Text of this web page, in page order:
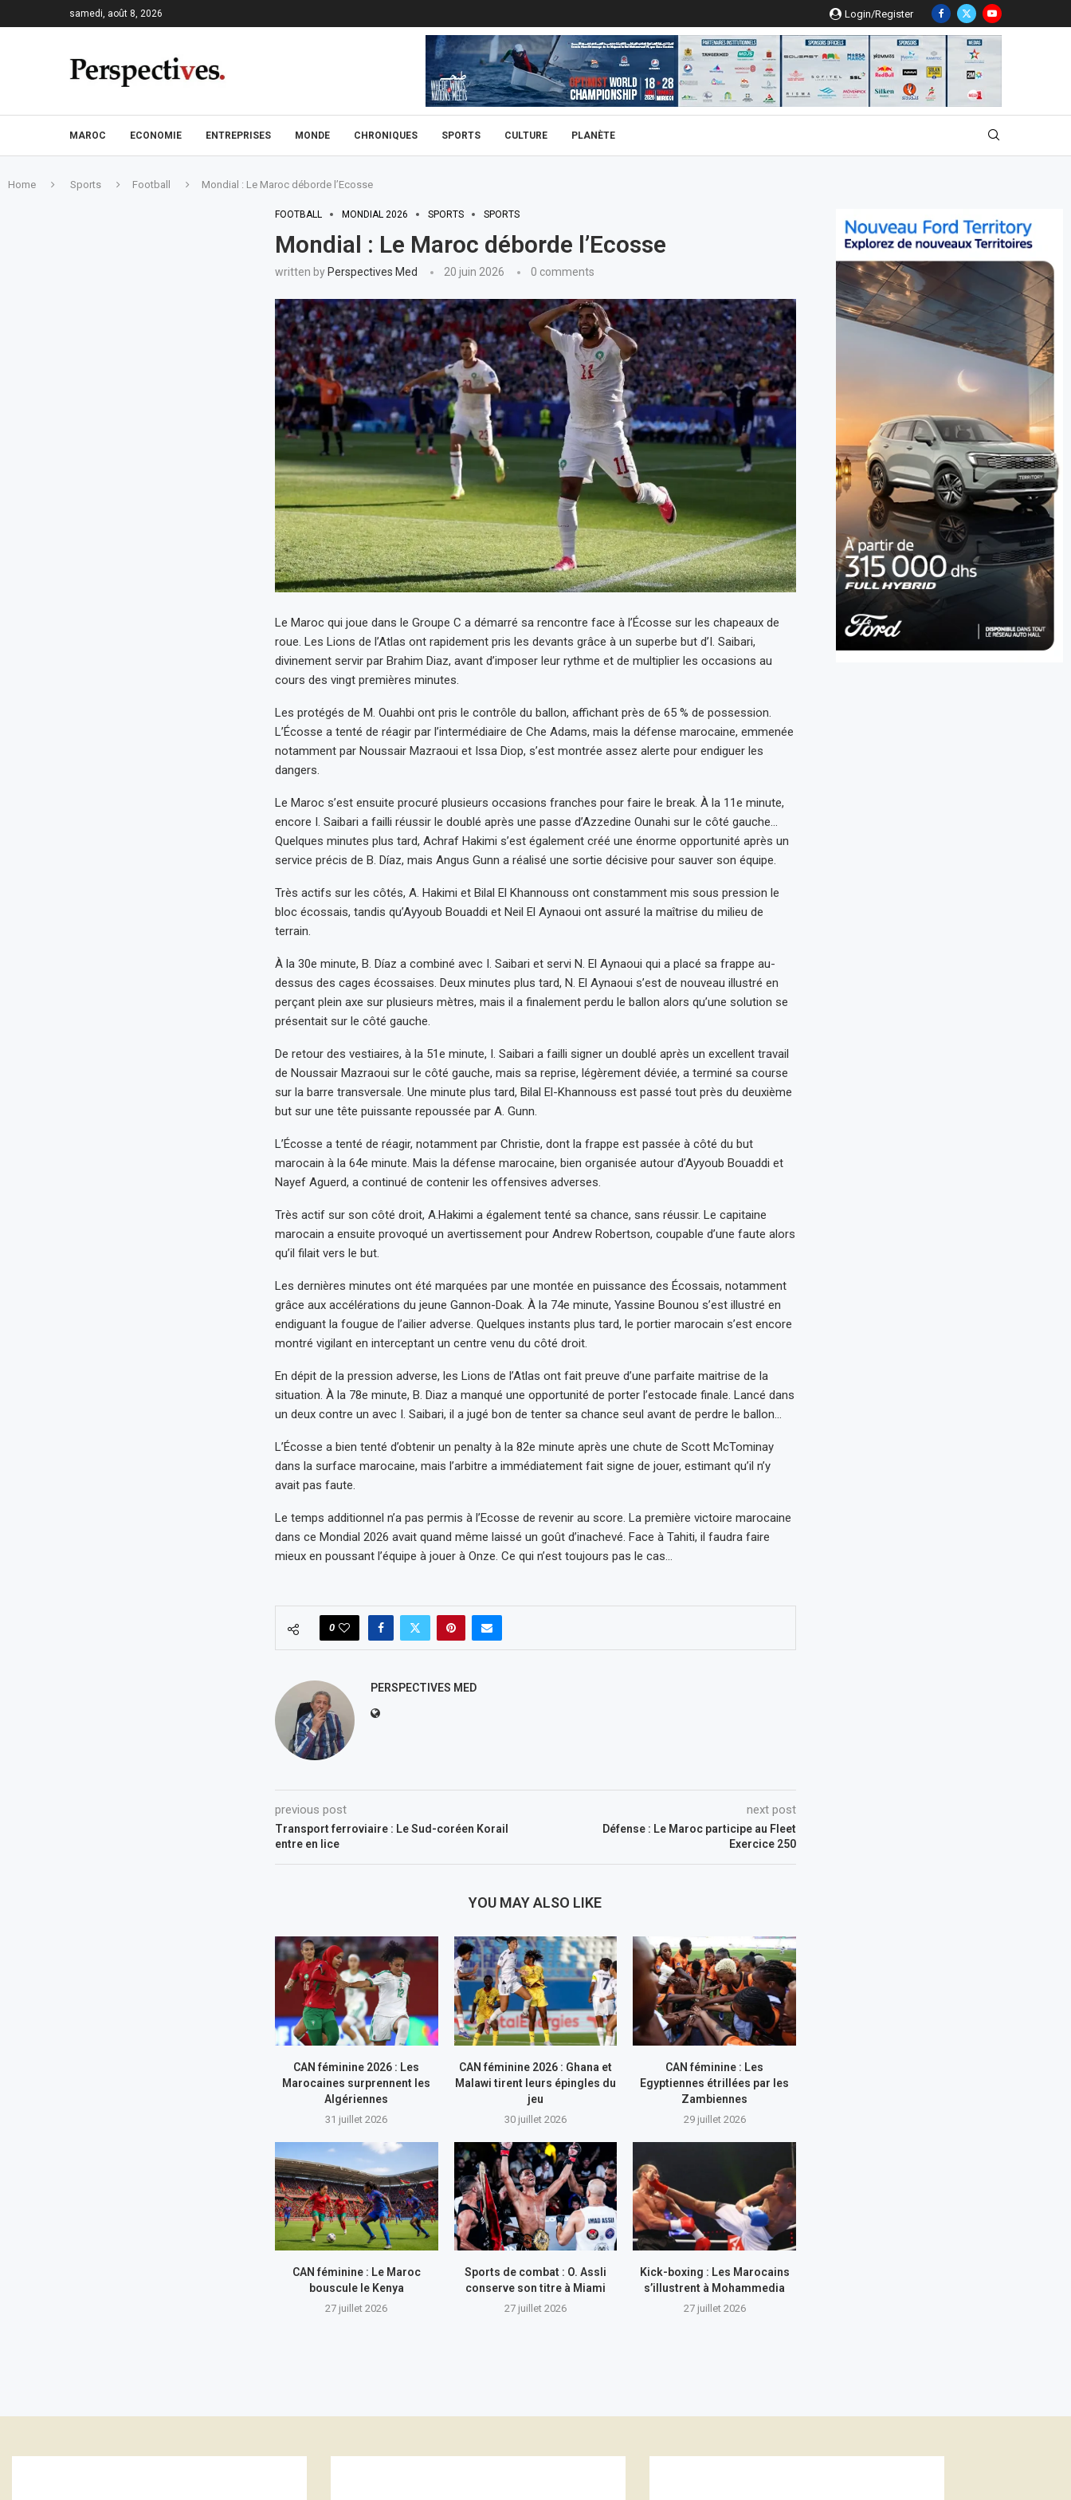
samedi, août 8, 2026 Login/Register
MAROC ECONOMIE ENTREPRISES MONDE CHRONIQUES SPORTS CULTURE PLANÈTE
Home Sports Football Mondial : Le Maroc déborde l’Ecosse
FOOTBALL MONDIAL 2026 SPORTS SPORTS
Mondial : Le Maroc déborde l’Ecosse
written by Perspectives Med 20 juin 2026 0 comments
Le Maroc qui joue dans le Groupe C a démarré sa rencontre face à l’Écosse sur les chapeaux de
roue. Les Lions de l’Atlas ont rapidement pris les devants grâce à un superbe but d’I. Saibari,
divinement servir par Brahim Diaz, avant d’imposer leur rythme et de multiplier les occasions au
cours des vingt premières minutes.
Les protégés de M. Ouahbi ont pris le contrôle du ballon, affichant près de 65 % de possession.
L’Écosse a tenté de réagir par l’intermédiaire de Che Adams, mais la défense marocaine, emmenée
notamment par Noussair Mazraoui et Issa Diop, s’est montrée assez alerte pour endiguer les
dangers.
Le Maroc s’est ensuite procuré plusieurs occasions franches pour faire le break. À la 11e minute,
encore I. Saibari a failli réussir le doublé après une passe d’Azzedine Ounahi sur le côté gauche…
Quelques minutes plus tard, Achraf Hakimi s’est également créé une énorme opportunité après un
service précis de B. Díaz, mais Angus Gunn a réalisé une sortie décisive pour sauver son équipe.
Très actifs sur les côtés, A. Hakimi et Bilal El Khannouss ont constamment mis sous pression le
bloc écossais, tandis qu’Ayyoub Bouaddi et Neil El Aynaoui ont assuré la maîtrise du milieu de
terrain.
À la 30e minute, B. Díaz a combiné avec I. Saibari et servi N. El Aynaoui qui a placé sa frappe au-
dessus des cages écossaises. Deux minutes plus tard, N. El Aynaoui s’est de nouveau illustré en
perçant plein axe sur plusieurs mètres, mais il a finalement perdu le ballon alors qu’une solution se
présentait sur le côté gauche.
De retour des vestiaires, à la 51e minute, I. Saibari a failli signer un doublé après un excellent travail
de Noussair Mazraoui sur le côté gauche, mais sa reprise, légèrement déviée, a terminé sa course
sur la barre transversale. Une minute plus tard, Bilal El-Khannouss est passé tout près du deuxième
but sur une tête puissante repoussée par A. Gunn.
L’Écosse a tenté de réagir, notamment par Christie, dont la frappe est passée à côté du but
marocain à la 64e minute. Mais la défense marocaine, bien organisée autour d’Ayyoub Bouaddi et
Nayef Aguerd, a continué de contenir les offensives adverses.
Très actif sur son côté droit, A.Hakimi a également tenté sa chance, sans réussir. Le capitaine
marocain a ensuite provoqué un avertissement pour Andrew Robertson, coupable d’une faute alors
qu’il filait vers le but.
Les dernières minutes ont été marquées par une montée en puissance des Écossais, notamment
grâce aux accélérations du jeune Gannon-Doak. À la 74e minute, Yassine Bounou s’est illustré en
endiguant la fougue de l’ailier adverse. Quelques instants plus tard, le portier marocain s’est encore
montré vigilant en interceptant un centre venu du côté droit.
En dépit de la pression adverse, les Lions de l’Atlas ont fait preuve d’une parfaite maitrise de la
situation. À la 78e minute, B. Diaz a manqué une opportunité de porter l’estocade finale. Lancé dans
un deux contre un avec I. Saibari, il a jugé bon de tenter sa chance seul avant de perdre le ballon…
L’Écosse a bien tenté d’obtenir un penalty à la 82e minute après une chute de Scott McTominay
dans la surface marocaine, mais l’arbitre a immédiatement fait signe de jouer, estimant qu’il n’y
avait pas faute.
Le temps additionnel n’a pas permis à l’Ecosse de revenir au score. La première victoire marocaine
dans ce Mondial 2026 avait quand même laissé un goût d’inachevé. Face à Tahiti, il faudra faire
mieux en poussant l’équipe à jouer à Onze. Ce qui n’est toujours pas le cas…
0
PERSPECTIVES MED
previous post
Transport ferroviaire : Le Sud-coréen Korail
entre en lice
next post
Défense : Le Maroc participe au Fleet
Exercice 250
YOU MAY ALSO LIKE
CAN féminine 2026 : Les
Marocaines surprennent les
Algériennes
31 juillet 2026
CAN féminine 2026 : Ghana et
Malawi tirent leurs épingles du
jeu
30 juillet 2026
CAN féminine : Les
Egyptiennes étrillées par les
Zambiennes
29 juillet 2026
CAN féminine : Le Maroc
bouscule le Kenya
27 juillet 2026
Sports de combat : O. Assli
conserve son titre à Miami
27 juillet 2026
Kick-boxing : Les Marocains
s’illustrent à Mohammedia
27 juillet 2026